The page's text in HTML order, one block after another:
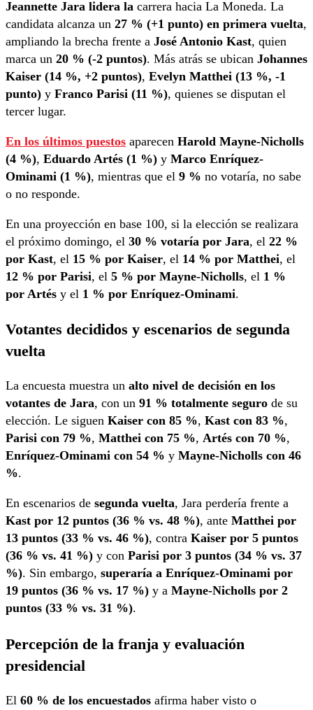
Jeannette Jara lidera la carrera hacia La Moneda. La
candidata alcanza un 27 % (+1 punto) en primera vuelta,
ampliando la brecha frente a José Antonio Kast, quien
marca un 20 % (-2 puntos). Más atrás se ubican Johannes
Kaiser (14 %, +2 puntos), Evelyn Matthei (13 %, -1
punto) y Franco Parisi (11 %), quienes se disputan el
tercer lugar.
En los últimos puestos aparecen Harold Mayne-Nicholls
(4 %), Eduardo Artés (1 %) y Marco Enríquez-
Ominami (1 %), mientras que el 9 % no votaría, no sabe
o no responde.
En una proyección en base 100, si la elección se realizara
el próximo domingo, el 30 % votaría por Jara, el 22 %
por Kast, el 15 % por Kaiser, el 14 % por Matthei, el
12 % por Parisi, el 5 % por Mayne-Nicholls, el 1 %
por Artés y el 1 % por Enríquez-Ominami.
Votantes decididos y escenarios de segunda
vuelta
La encuesta muestra un alto nivel de decisión en los
votantes de Jara, con un 91 % totalmente seguro de su
elección. Le siguen Kaiser con 85 %, Kast con 83 %,
Parisi con 79 %, Matthei con 75 %, Artés con 70 %,
Enríquez-Ominami con 54 % y Mayne-Nicholls con 46
%.
En escenarios de segunda vuelta, Jara perdería frente a
Kast por 12 puntos (36 % vs. 48 %), ante Matthei por
13 puntos (33 % vs. 46 %), contra Kaiser por 5 puntos
(36 % vs. 41 %) y con Parisi por 3 puntos (34 % vs. 37
%). Sin embargo, superaría a Enríquez-Ominami por
19 puntos (36 % vs. 17 %) y a Mayne-Nicholls por 2
puntos (33 % vs. 31 %).
Percepción de la franja y evaluación
presidencial
El 60 % de los encuestados afirma haber visto o